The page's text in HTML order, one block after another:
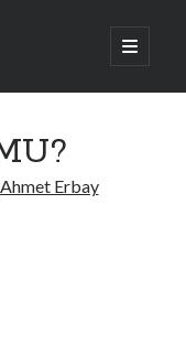
ana
menüyü
Ahmet Erbay